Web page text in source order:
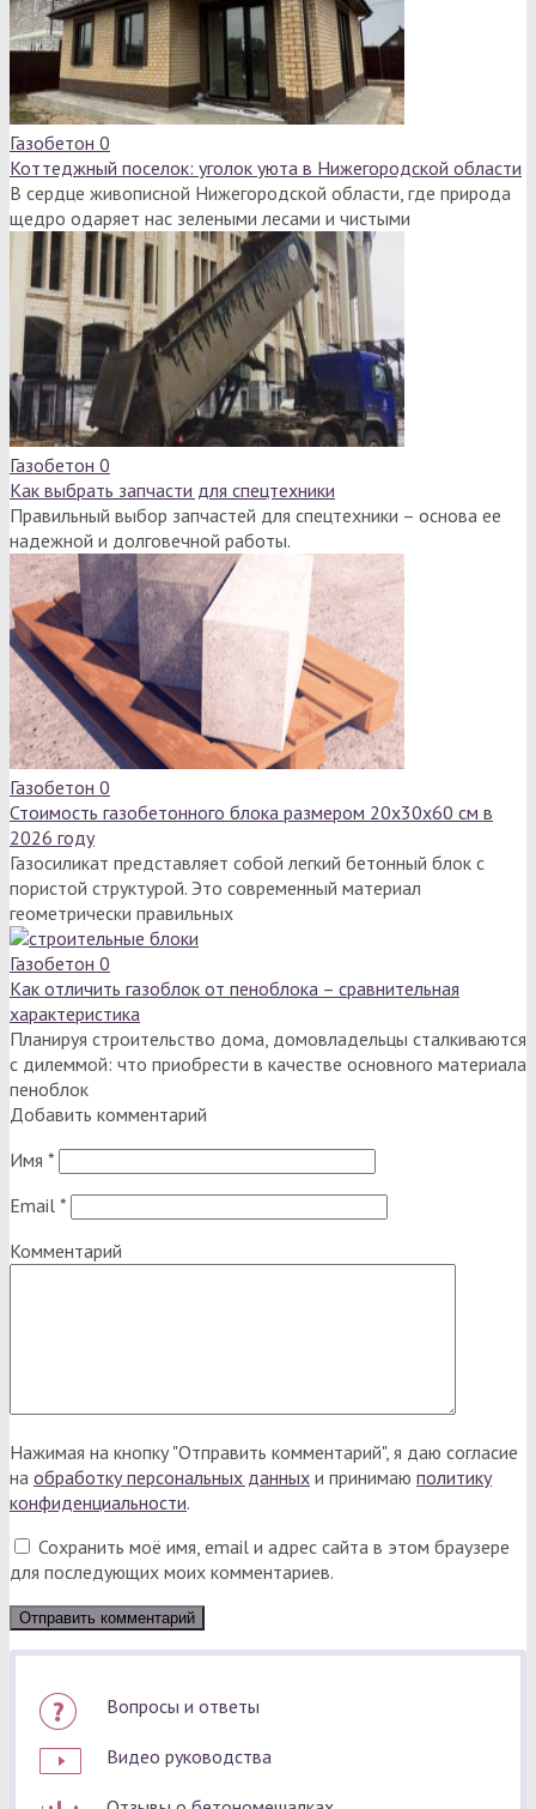
Газобетон 0
Коттеджный поселок: уголок уюта в Нижегородской области
В сердце живописной Нижегородской области, где природа
щедро одаряет нас зелеными лесами и чистыми
Газобетон 0
Как выбрать запчасти для спецтехники
Правильный выбор запчастей для спецтехники – основа ее
надежной и долговечной работы.
Газобетон 0
Стоимость газобетонного блока размером 20х30х60 см в
2026 году
Газосиликат представляет собой легкий бетонный блок с
пористой структурой. Это современный материал
геометрически правильных
Газобетон 0
Как отличить газоблок от пеноблока – сравнительная
характеристика
Планируя строительство дома, домовладельцы сталкиваются
с дилеммой: что приобрести в качестве основного материала
пеноблок
Добавить комментарий
Имя *
Email *
Комментарий
Нажимая на кнопку "Отправить комментарий", я даю согласие
на обработку персональных данных и принимаю политику
конфиденциальности.
Сохранить моё имя, email и адрес сайта в этом браузере
для последующих моих комментариев.
Вопросы и ответы
Видео руководства